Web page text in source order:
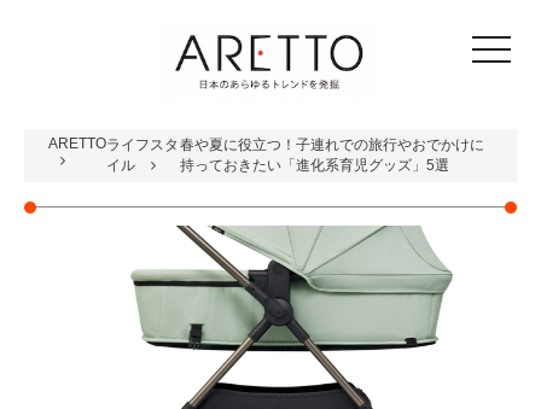
toggle
ARETTOライフスタ
イル
春や夏に役立つ！子連れでの旅行やおでかけに
持っておきたい「進化系育児グッズ」5選